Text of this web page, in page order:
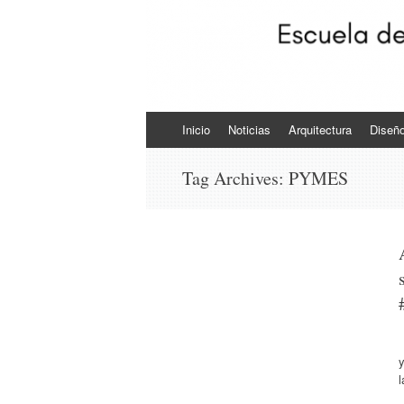
Skip to content
Inicio Noticias Arquitectura
Tag Archives: PYMES